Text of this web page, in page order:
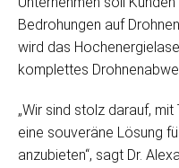
Bedrohungen auf
wird das
komplettes
„Wir sind stolz darauf,
eine souveräne Lösung
anzubieten“, sagt Dr.